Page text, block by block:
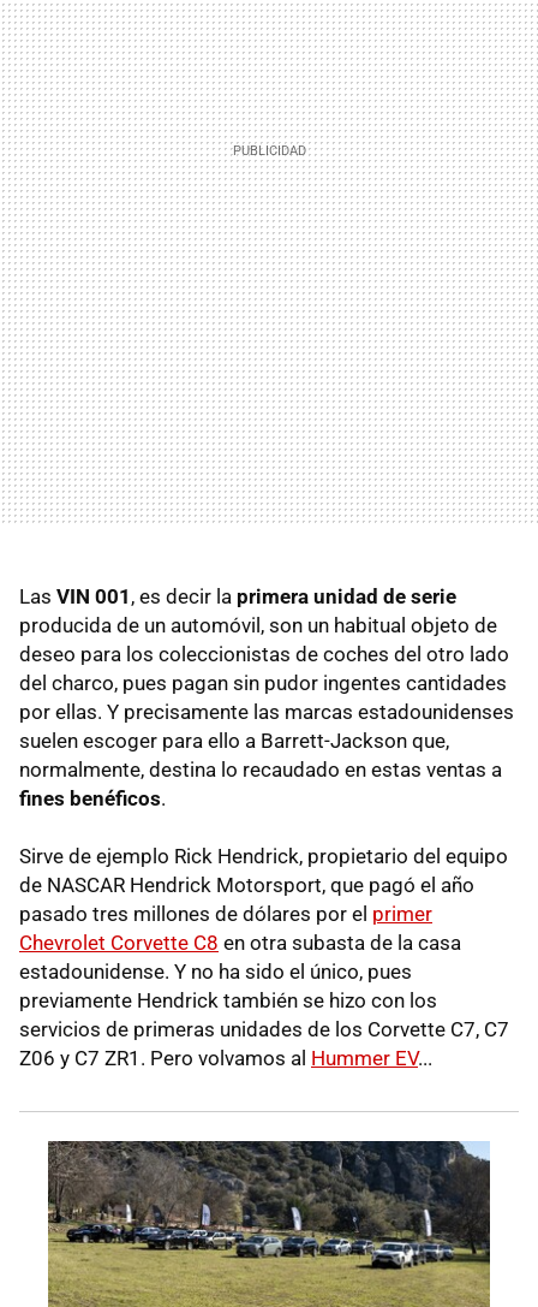
Las VIN 001 , es decir la primera unidad de serie
producida de un automóvil, son un habitual objeto de
deseo para los coleccionistas de coches del otro lado
del charco, pues pagan sin pudor ingentes cantidades
por ellas. Y precisamente las marcas estadounidenses
suelen escoger para ello a Barrett-Jackson que,
normalmente, destina lo recaudado en estas ventas a
fines benéficos.
Sirve de ejemplo Rick Hendrick, propietario del equipo
de NASCAR Hendrick Motorsport, que pagó el año
pasado tres millones de dólares por el primer
Chevrolet Corvette C8 en otra subasta de la casa
estadounidense. Y no ha sido el único, pues
previamente Hendrick también se hizo con los
servicios de primeras unidades de los Corvette C7, C7
Z06 y C7 ZR1. Pero volvamos al Hummer EV...